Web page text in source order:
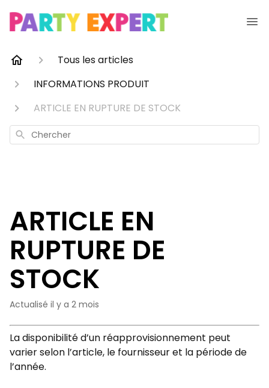
Tous les articles
INFORMATIONS PRODUIT
ARTICLE EN RUPTURE DE STOCK
Chercher
ARTICLE EN
RUPTURE DE
STOCK
Actualisé il y a 2 mois
La disponibilité d’un réapprovisionnement peut
varier selon l’article, le fournisseur et la période de
l’année.